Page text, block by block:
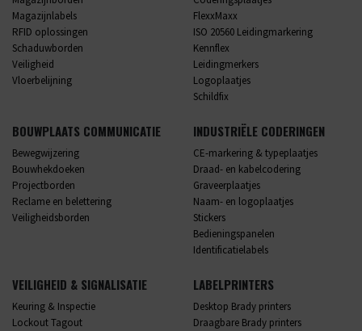
Magazijnlabels
RFID oplossingen
Schaduwborden
Veiligheid
Vloerbelijning
FlexxMaxx
ISO 20560 Leidingmarkering
Kennflex
Leidingmerkers
Logoplaatjes
Schildfix
BOUWPLAATS COMMUNICATIE
Bewegwijzering
Bouwhekdoeken
Projectborden
Reclame en belettering
Veiligheidsborden
INDUSTRIËLE CODERINGEN
CE-markering & typeplaatjes
Draad- en kabelcodering
Graveerplaatjes
Naam- en logoplaatjes
Stickers
Bedieningspanelen
Identificatielabels
VEILIGHEID & SIGNALISATIE
Keuring & Inspectie
Lockout Tagout
LABELPRINTERS
Desktop Brady printers
Draagbare Brady printers